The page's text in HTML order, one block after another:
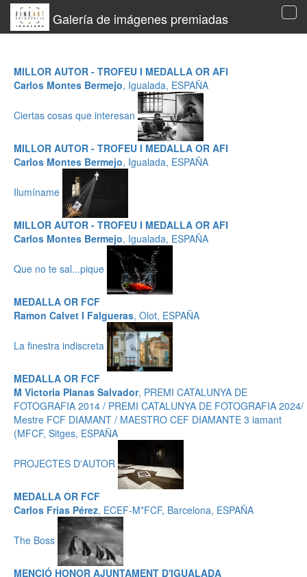
Galería de imágenes premiadas
MILLOR AUTOR - TROFEU I MEDALLA OR AFI
Carlos Montes Bermejo, Igualada, ESPAÑA
Ciertas cosas que interesan
MILLOR AUTOR - TROFEU I MEDALLA OR AFI
Carlos Montes Bermejo, Igualada, ESPAÑA
Ilumíname
MILLOR AUTOR - TROFEU I MEDALLA OR AFI
Carlos Montes Bermejo, Igualada, ESPAÑA
Que no te sal...pique
MEDALLA OR FCF
Ramon Calvet I Falgueras, Olot, ESPAÑA
La finestra indiscreta
MEDALLA OR FCF
M Victoria Planas Salvador, PREMI CATALUNYA DE
FOTOGRAFIA 2014 / PREMI CATALUNYA DE FOTOGRAFIA 2024/
Mestre FCF DIAMANT / MAESTRO CEF DIAMANTE 3 iamant
(MFCF, Sitges, ESPAÑA
PROJECTES D'AUTOR
MEDALLA OR FCF
Carlos Frias Pérez, ECEF-M*FCF, Barcelona, ESPAÑA
The Boss
MENCIÓ HONOR AJUNTAMENT D'IGUALADA